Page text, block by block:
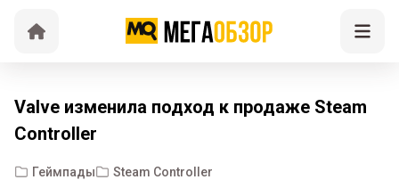
Valve изменила подход к продаже Steam
Controller
Геймпады Steam Controller